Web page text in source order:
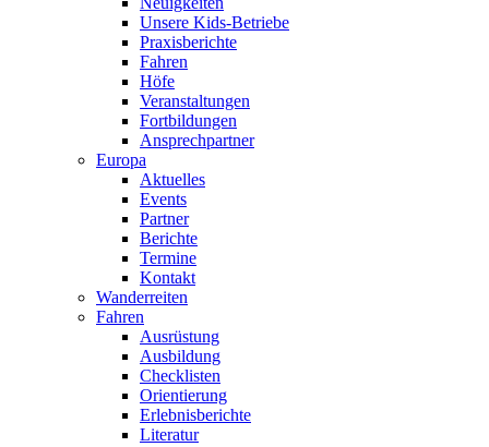
Unsere Kids-Betriebe
Praxisberichte
Fahren
Höfe
Veranstaltungen
Fortbildungen
Ansprechpartner
Europa
Aktuelles
Events
Partner
Berichte
Termine
Kontakt
Wanderreiten
Fahren
Ausrüstung
Ausbildung
Checklisten
Orientierung
Erlebnisberichte
Literatur